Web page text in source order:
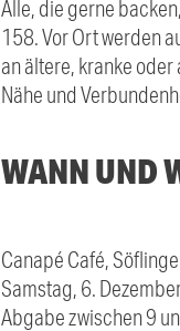
Alle, die gerne
158. Vor Ort werden
an ältere, kranke
Nähe und
WANN UND
Canapé Café,
Samstag, 6.
Abgabe zwischen 9